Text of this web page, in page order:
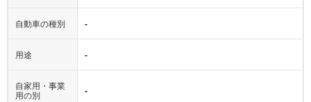
自動車の種別 -
用途 -
自家用・事業
用の別
-